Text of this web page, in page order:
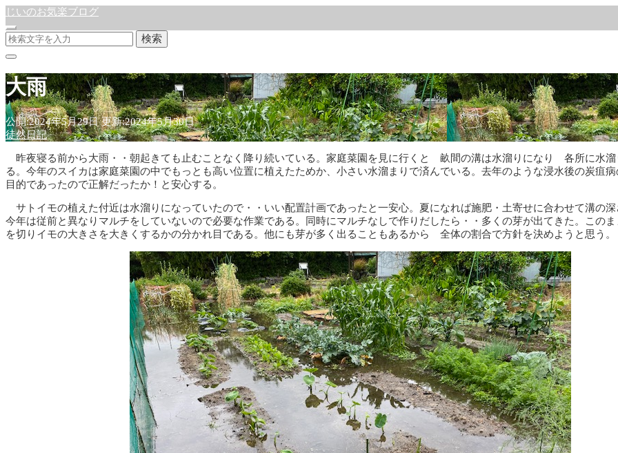
じいのお気楽ブログ
検索
大雨
公開:2024年5月29日 更新:2024年5月30日
徒然日記
昨夜寝る前から大雨・・朝起きても止むことなく降り続いている。家庭菜園を見に行くと 畝間の溝は水溜りになり 各所に水溜
る。今年のスイカは家庭菜園の中でもっとも高い位置に植えたためか、小さい水溜まりで済んでいる。去年のような浸水後の炭疽
目的であったので正解だったか！と安心する。
サトイモの植えた付近は水溜りになっていたので・・いい配置計画であったと一安心。夏になれば施肥・土寄せに合わせて溝の深
今年は従前と異なりマルチをしていないので必要な作業である。同時にマルチなしで作りだしたら・・多くの芽が出てきた。この
を切りイモの大きさを大きくするかの分かれ目である。他にも芽が多く出ることもあるから 全体の割合で方針を決めようと思う。